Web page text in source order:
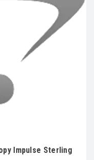
Impulse Sterling